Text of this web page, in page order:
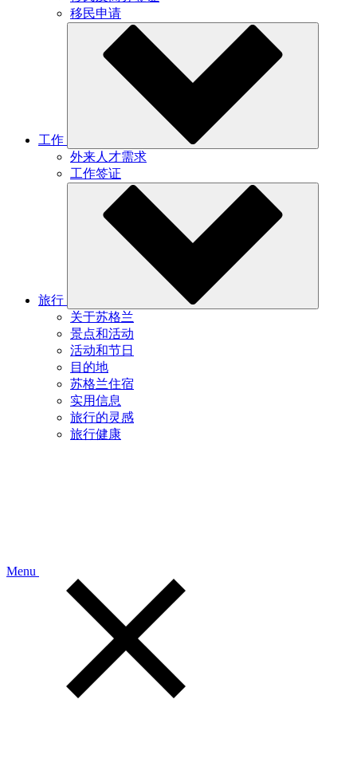
移民申请
工作
外来人才需求
工作签证
旅行
关于苏格兰
景点和活动
活动和节日
目的地
苏格兰住宿
实用信息
旅行的灵感
旅行健康
Menu